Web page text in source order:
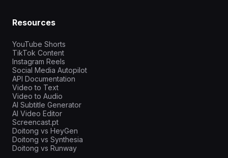
Resources
YouTube Shorts
TikTok Content
Instagram Reels
Social Media Autopilot
API Documentation
Video to Text
Video to Audio
AI Subtitle Generator
AI Video Editor
Screencast.pt
Doitong vs HeyGen
Doitong vs Synthesia
Doitong vs Runway